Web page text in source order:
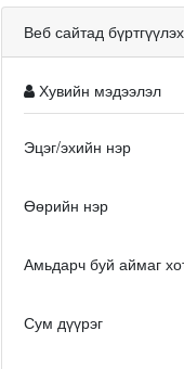
Веб сайтад бүртгүүлэх
Хувийн мэдээлэл
Эцэг/эхийн нэр
Өөрийн нэр
Амьдарч буй аймаг
Сум дүүрэг